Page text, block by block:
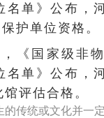
名单》公布，
护单位资格。
《国家级非
名单》公布，
评估合格。
的传统或文化并一